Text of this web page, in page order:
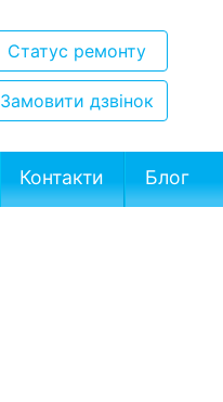
Статус ремонту
Замовити дзвінок
Контакти Блог